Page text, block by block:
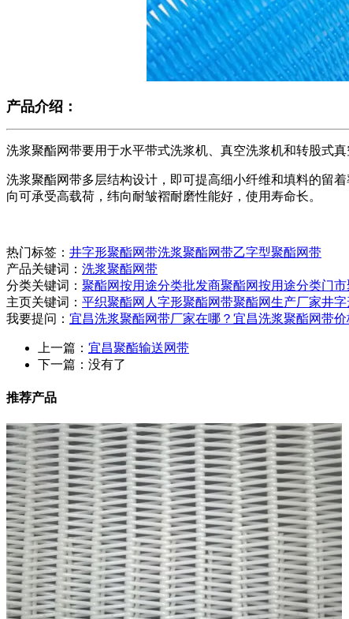
产品介绍：
洗浆聚酯网带要用于水平带式洗浆机、真空洗浆机和转股式真
洗浆聚酯网带多层结构设计，即可提高细小纤维和填料的留
向可承受高载荷，纬向耐皱褶耐磨性能好，使用寿命长。
热门标签： 井字形聚酯网带洗浆聚酯网带乙字型聚酯网带
产品关键词： 洗浆聚酯网带
分类关键词： 聚酯网按用途分类批发商聚酯网按用途分类门市
主页关键词： 平织聚酯网 人字形聚酯网带聚酯网生产厂家井
我要提问： 宜昌洗浆聚酯网带厂家在哪？ 宜昌洗浆聚酯网带价
上一篇： 宜昌聚酯输送网带
下一篇：没有了
推荐产品